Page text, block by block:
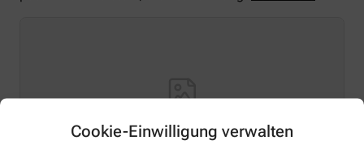
Cookie-Einwilligung verwalten